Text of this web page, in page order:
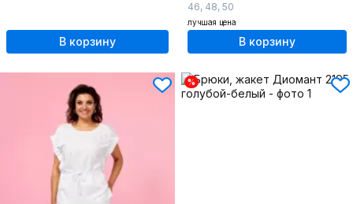
В корзину
46, 48, 50
лучшая цена
В корзину
%